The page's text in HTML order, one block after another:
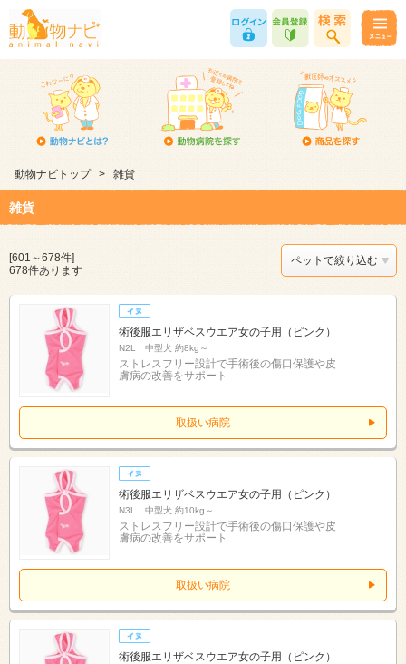
動物ナビトップ > 雑貨
雑貨
[601～678件]
678件あります
ペットで絞り込む
術後服エリザベスウエア女の子用（ピンク）
N2L 中型犬 約8kg～
ストレスフリー設計で手術後の傷口保護や皮
膚病の改善をサポート
取扱い病院
術後服エリザベスウエア女の子用（ピンク）
N3L 中型犬 約10kg～
ストレスフリー設計で手術後の傷口保護や皮
膚病の改善をサポート
取扱い病院
術後服エリザベスウエア女の子用（ピンク）